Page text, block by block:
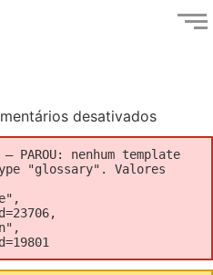
desativados
— PAROU: nenhum template
"glossary". Valores